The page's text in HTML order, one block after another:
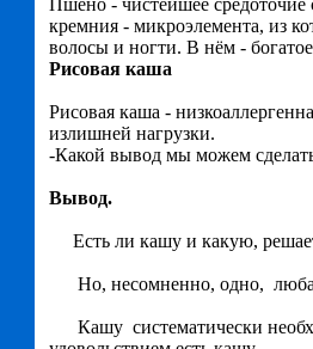
Пшено - чистейшее
кремния - микроэлемента, из
волосы и ногти. В нём -
Рисовая каша
Рисовая каша -
излишней нагрузки.
-Какой вывод мы можем
Вывод.
Есть ли кашу и какую,
Но, несомненно, одно, любая
Кашу систематически